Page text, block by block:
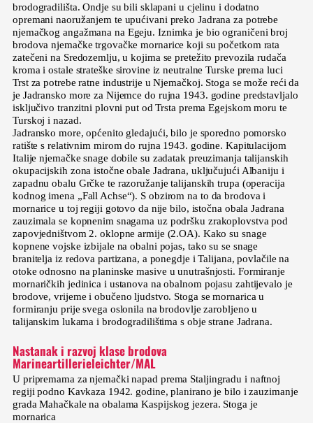
brodogradilišta. Ondje su bili sklapani u cjelinu i dodatno
opremani naoružanjem te upućivani preko Jadrana za potrebe
njemačkog angažmana na Egeju. Iznimka je bio ograničeni broj
brodova njemačke trgovačke mornarice koji su početkom rata
zatečeni na Sredozemlju, u kojima se pretežito prevozila rudača
kroma i ostale strateške sirovine iz neutralne Turske prema luci
Trst za potrebe ratne industrije u Njemačkoj. Stoga se može reći da
je Jadransko more za Nijemce do rujna 1943. godine predstavljalo
isključivo tranzitni plovni put od Trsta prema Egejskom moru te
Turskoj i nazad.
Jadransko more, općenito gledajući, bilo je sporedno pomorsko
ratište s relativnim mirom do rujna 1943. godine. Kapitulacijom
Italije njemačke snage dobile su zadatak preuzimanja talijanskih
okupacijskih zona istočne obale Jadrana, uključujući Albaniju i
zapadnu obalu Grčke te razoružanje talijanskih trupa (operacija
kodnog imena „Fall Achse“). S obzirom na to da brodova i
mornarice u toj regiji gotovo da nije bilo, istočna obala Jadrana
zauzimala se kopnenim snagama uz podršku zrakoplovstva pod
zapovjedništvom 2. oklopne armije (2.OA). Kako su snage
kopnene vojske izbijale na obalni pojas, tako su se snage
branitelja iz redova partizana, a ponegdje i Talijana, povlačile na
otoke odnosno na planinske masive u unutrašnjosti. Formiranje
mornaričkih jedinica i ustanova na obalnom pojasu zahtijevalo je
brodove, vrijeme i obučeno ljudstvo. Stoga se mornarica u
formiranju prije svega oslonila na brodovlje zarobljeno u
talijanskim lukama i brodogradilištima s obje strane Jadrana.
Nastanak i razvoj klase brodova
Marineartillerieleichter/MAL
U pripremama za njemački napad prema Staljingradu i naftnoj
regiji podno Kavkaza 1942. godine, planirano je bilo i zauzimanje
grada Mahačkale na obalama Kaspijskog jezera. Stoga je
mornarica